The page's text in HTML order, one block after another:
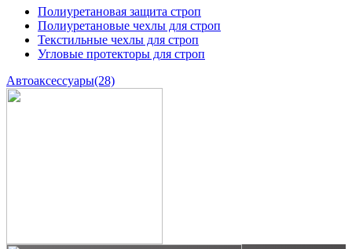
Полиуретановая защита строп
Полиуретановые чехлы для строп
Текстильные чехлы для строп
Угловые протекторы для строп
Автоаксессуары(28)